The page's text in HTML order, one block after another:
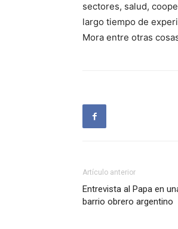
sectores, salud,
largo tiempo de
Mora entre otras
Artículo anterior
Entrevista al Papa en
barrio obrero argentino